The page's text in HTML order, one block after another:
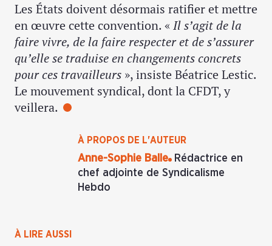
À PROPOS DE L'AUTEUR
Anne-Sophie Balle
Rédactrice en
chef adjointe de Syndicalisme
Hebdo
Les États doivent désormais ratifier et mettre
en œuvre cette convention. « Il s’agit de la
faire vivre, de la faire respecter et de s’assurer
qu’elle se traduise en changements concrets
pour ces travailleurs », insiste Béatrice Lestic.
Le mouvement syndical, dont la CFDT, y
veillera.
À LIRE AUSSI